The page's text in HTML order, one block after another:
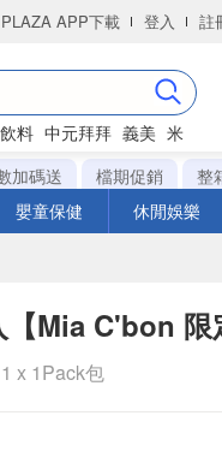
APP下載 登入 註
飲料 中元拜拜 義美 米
加碼送 檔期促銷 整
嬰童保健 休閒娛樂
Mia C'bon 限
x 1Pack包